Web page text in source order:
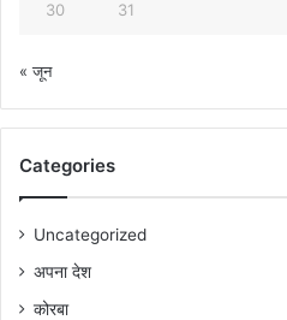
30 31
« जून
Categories
Uncategorized
अपना देश
कोरबा